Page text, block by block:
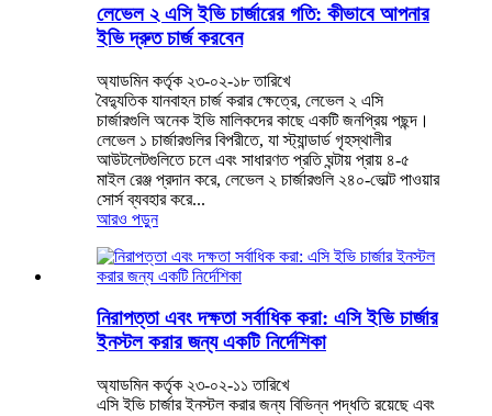
লেভেল ২ এসি ইভি চার্জারের গতি: কীভাবে আপনার
ইভি দ্রুত চার্জ করবেন
অ্যাডমিন কর্তৃক ২৩-০২-১৮ তারিখে
বৈদ্যুতিক যানবাহন চার্জ করার ক্ষেত্রে, লেভেল ২ এসি
চার্জারগুলি অনেক ইভি মালিকদের কাছে একটি জনপ্রিয় পছন্দ।
লেভেল ১ চার্জারগুলির বিপরীতে, যা স্ট্যান্ডার্ড গৃহস্থালীর
আউটলেটগুলিতে চলে এবং সাধারণত প্রতি ঘন্টায় প্রায় ৪-৫
মাইল রেঞ্জ প্রদান করে, লেভেল ২ চার্জারগুলি ২৪০-ভোল্ট পাওয়ার
সোর্স ব্যবহার করে...
আরও পড়ুন
নিরাপত্তা এবং দক্ষতা সর্বাধিক করা: এসি ইভি চার্জার
ইনস্টল করার জন্য একটি নির্দেশিকা
অ্যাডমিন কর্তৃক ২৩-০২-১১ তারিখে
এসি ইভি চার্জার ইনস্টল করার জন্য বিভিন্ন পদ্ধতি রয়েছে এবং